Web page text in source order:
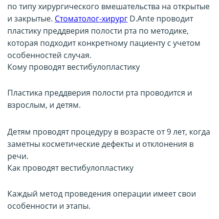
по типу хирургического вмешательства на открытые
и закрытые. Стоматолог-хирург D.Ante проводит
пластику преддверия полости рта по методике,
которая подходит конкретному пациенту с учетом
особенностей случая.
Кому проводят вестибулопластику
Пластика преддверия полости рта проводится и
взрослым, и детям.
Детям проводят процедуру в возрасте от 9 лет, когда
заметны косметические дефекты и отклонения в
речи.
Как проводят вестибулопластику
Каждый метод проведения операции имеет свои
особенности и этапы.